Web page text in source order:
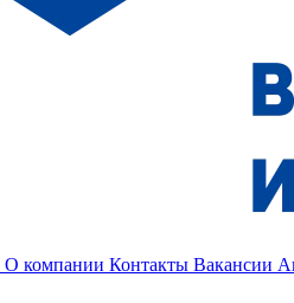
О компании Контакты Вакансии